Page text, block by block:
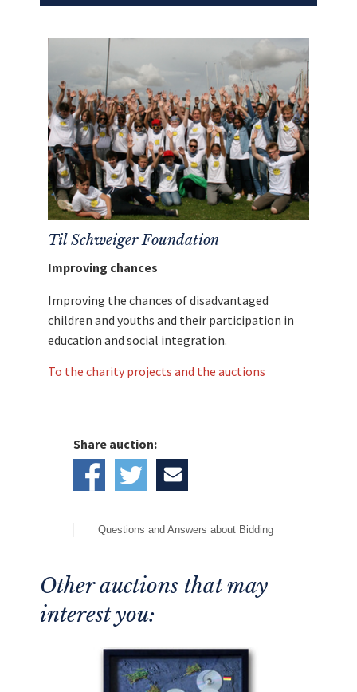
einzigartige Auktionenfür den guten Zweck!
Keinohrhase von Produzent Til Schweiger“
leiten wir direkt, ohne Abzug von Kosten, an die
Til Schweiger Foundation
weiter.
Til Schweiger Foundation
Improving chances
Improving the chances of disadvantaged
children and youths and their participation in
education and social integration.
To the charity projects and the auctions
Share auction:
Questions and Answers about Bidding
Other auctions that may
interest you: